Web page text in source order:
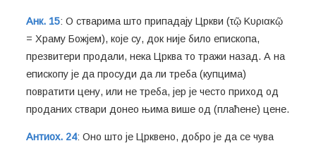
Анк. 15: О стварима што припадају Цркви (τῷ Κυριακῷ
= Храму Божјем), које су, док није било епископа,
презвитери продали, нека Црква то тражи назад. А на
епископу је да просуди да ли треба (купцима)
повратити цену, или не треба, јер је често приход од
проданих ствари донео њима више од (плаћене) цене.
Антиох. 24: Оно што је Црквено, добро је да се чува